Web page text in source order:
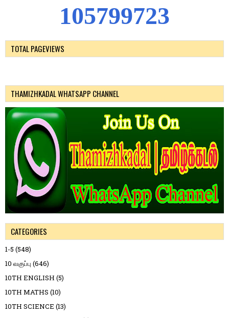
105799724
TOTAL PAGEVIEWS
THAMIZHKADAL WHATSAPP CHANNEL
CATEGORIES
1-5 (548)
10 வகுப்பு (646)
10TH ENGLISH (5)
10TH MATHS (10)
10TH SCIENCE (13)